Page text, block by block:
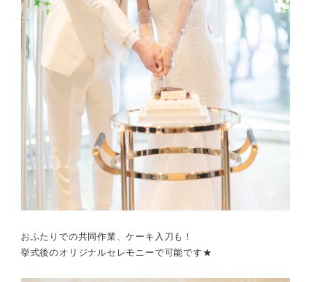
おふたりでの共同作業、ケーキ入刀も！
挙式後のオリジナルセレモニーで可能です★